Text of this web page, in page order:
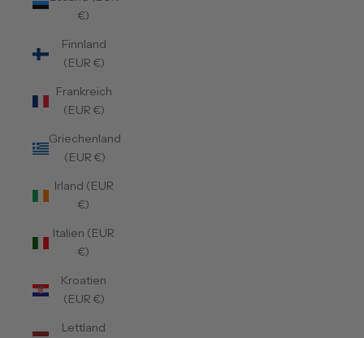
€)
Finnland
(EUR €)
Frankreich
(EUR €)
Griechenland
(EUR €)
Irland (EUR
€)
Italien (EUR
€)
Kroatien
(EUR €)
Lettland